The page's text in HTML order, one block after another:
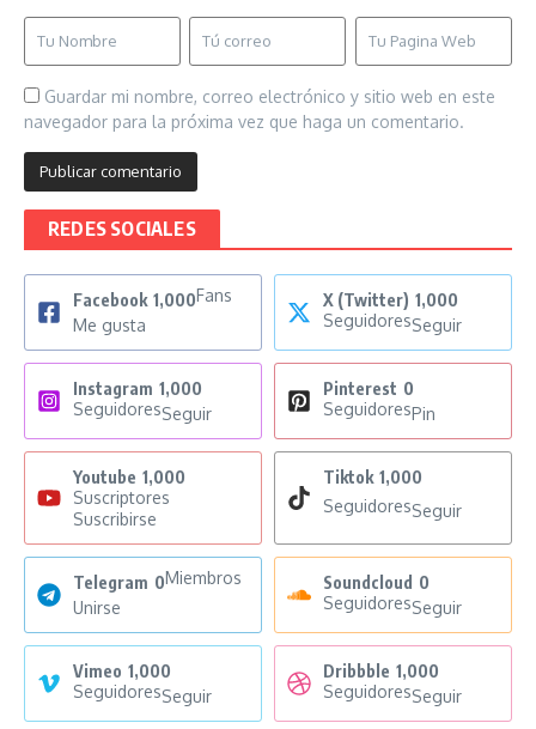
Guardar mi nombre, correo electrónico y sitio web en este
navegador para la próxima vez que haga un comentario.
REDES SOCIALES
Facebook 1,000Fans
Me gusta
X (Twitter) 1,000
SeguidoresSeguir
Instagram 1,000
SeguidoresSeguir
Pinterest 0
SeguidoresPin
Youtube 1,000
Suscriptores
Suscribirse
Tiktok 1,000
SeguidoresSeguir
Telegram 0Miembros
Unirse
Soundcloud 0
SeguidoresSeguir
Vimeo 1,000
SeguidoresSeguir
Dribbble 1,000
SeguidoresSeguir